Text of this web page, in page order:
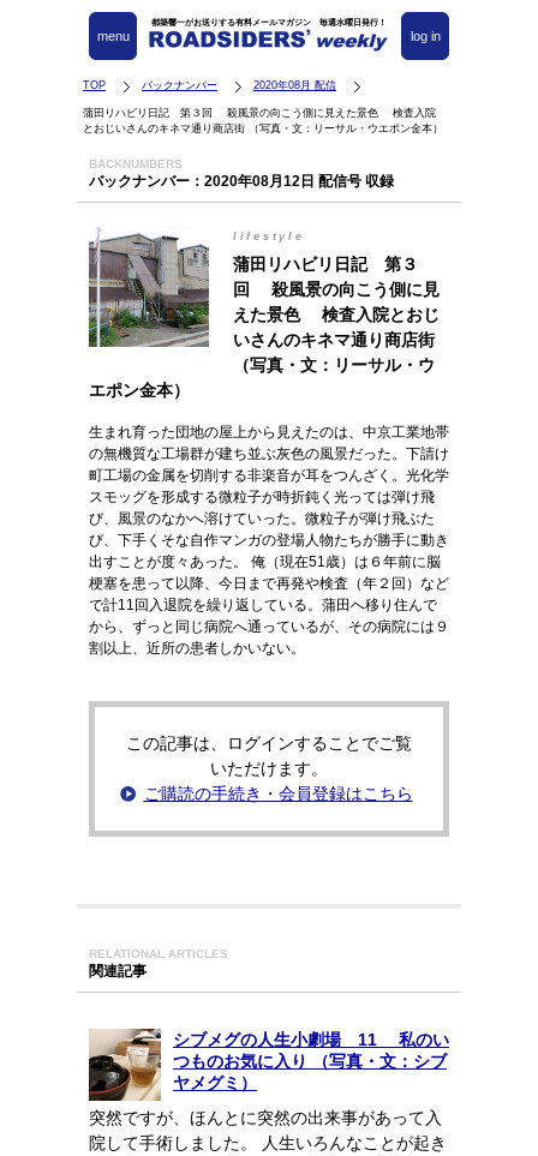
都築響一がお送りする有料メールマガジン 毎週水曜日発行！
log in
menu
TOP バックナンバー 2020年08月 配信
蒲田リハビリ日記 第３回 殺風景の向こう側に見えた景色 検査入院
とおじいさんのキネマ通り商店街 （写真・文：リーサル・ウエポン金本）
BACKNUMBERS
バックナンバー：2020年08月12日 配信号 収録
lifestyle
蒲田リハビリ日記 第３
回 殺風景の向こう側に見
えた景色 検査入院とおじ
いさんのキネマ通り商店街
（写真・文：リーサル・ウ
エポン金本）
生まれ育った団地の屋上から見えたのは、中京工業地帯
の無機質な工場群が建ち並ぶ灰色の風景だった。下請け
町工場の金属を切削する非楽音が耳をつんざく。光化学
スモッグを形成する微粒子が時折鈍く光っては弾け飛
び、風景のなかへ溶けていった。微粒子が弾け飛ぶた
び、下手くそな自作マンガの登場人物たちが勝手に動き
出すことが度々あった。 俺（現在51歳）は６年前に脳
梗塞を患って以降、今日まで再発や検査（年２回）など
で計11回入退院を繰り返している。蒲田へ移り住んで
から、ずっと同じ病院へ通っているが、その病院には９
割以上、近所の患者しかいない。
この記事は、ログインすることでご覧
いただけます。
ご購読の手続き・会員登録はこちら
RELATIONAL ARTICLES
関連記事
シブメグの人生小劇場 11 私のい
つものお気に入り （写真・文：シブ
ヤメグミ）
突然ですが、ほんとに突然の出来事があって入
院して手術しました。 人生いろんなことが起き